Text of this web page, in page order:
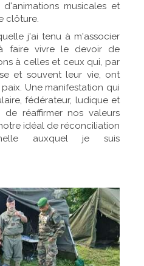
musicales et
clôture.
j'ai tenu à m'associer
faire vivre le devoir de
à celles et ceux qui, par
et souvent leur vie, ont
Une manifestation qui
fédérateur, ludique et
réaffirmer nos valeurs
idéal de réconciliation
auxquel je suis